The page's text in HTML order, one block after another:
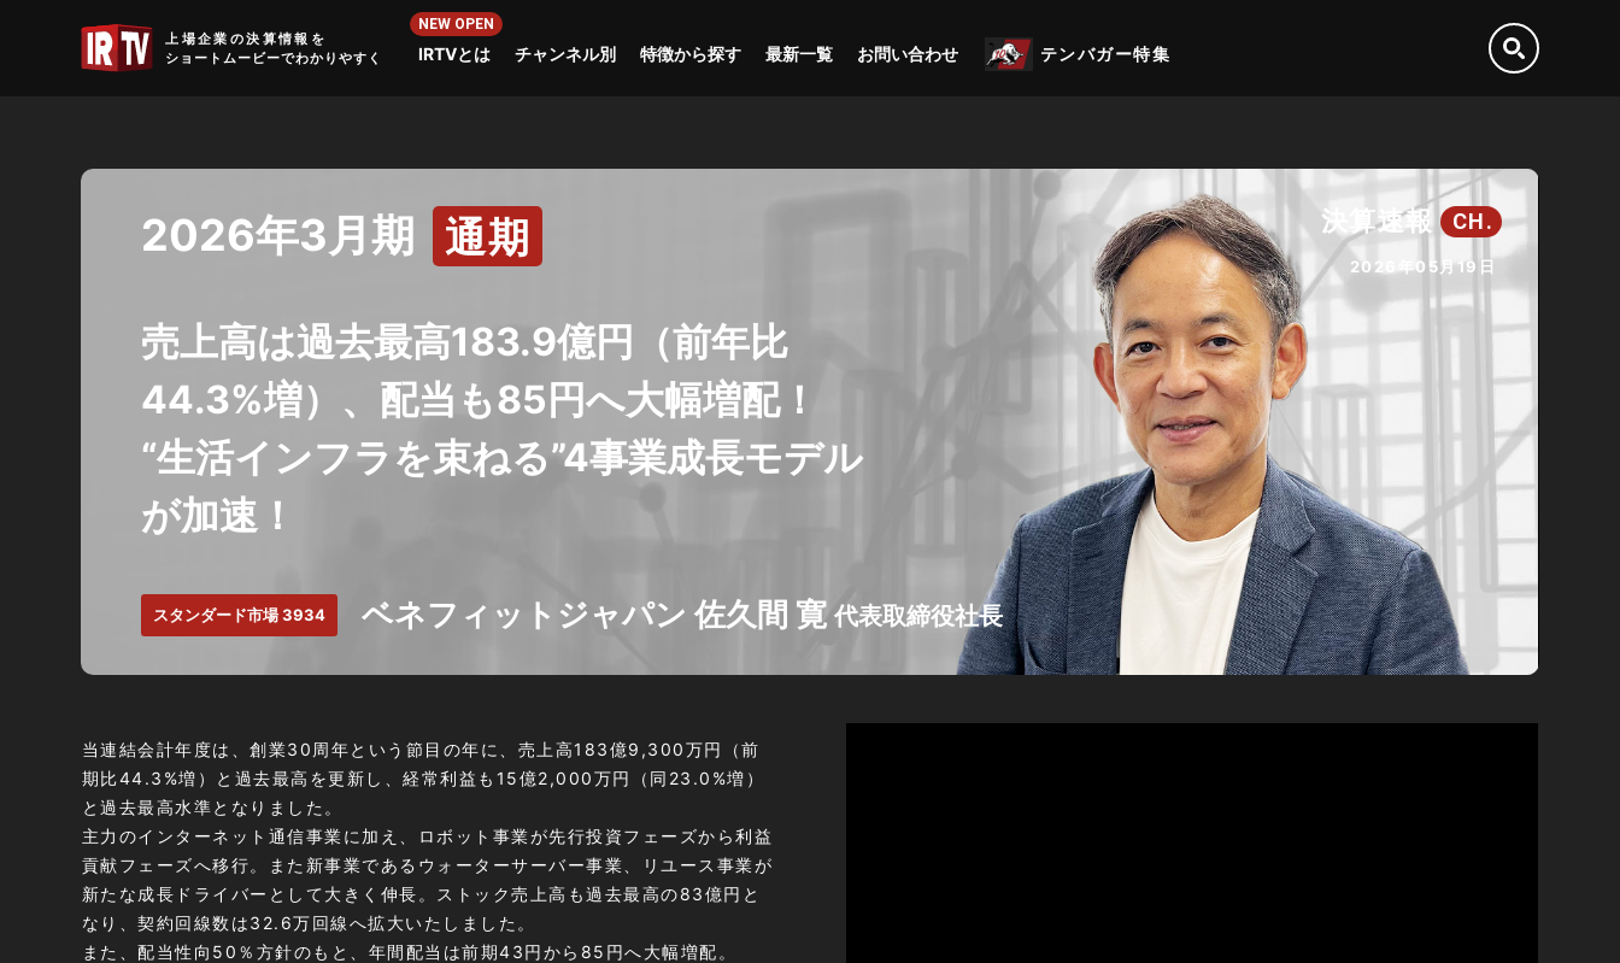
上場企業の決算情報を
ショートムービーでわかりやすく
IRTVとは チャンネル別 特徴から探す 最新一覧 お問い合わせ テンバガー特集
決算速報 CH.
2026年05月19日
2026年3月期 通期
売上高は過去最高183.9億円（前年比
44.3%増）、配当も85円へ大幅増配！
“生活インフラを束ねる”4事業成長モデル
が加速！
スタンダード市場 3934 ベネフィットジャパン 佐久間 寛代表取締役社長
当連結会計年度は、創業30周年という節目の年に、売上高183億9,300万円（前
期比44.3%増）と過去最高を更新し、経常利益も15億2,000万円（同23.0%増）
と過去最高水準となりました。
主力のインターネット通信事業に加え、ロボット事業が先行投資フェーズから利益
貢献フェーズへ移行。また新事業であるウォーターサーバー事業、リユース事業が
新たな成長ドライバーとして大きく伸長。ストック売上高も過去最高の83億円と
なり、契約回線数は32.6万回線へ拡大いたしました。
また、配当性向50％方針のもと、年間配当は前期43円から85円へ大幅増配。